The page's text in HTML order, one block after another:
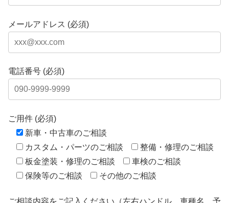
メールアドレス (必須)
電話番号 (必須)
ご用件 (必須)
新車・中古車のご相談
カスタム・パーツのご相談
整備・修理のご相談
板金塗装・修理のご相談
車検のご相談
保険等のご相談
その他のご相談
ご相談内容をご記入ください（左右ハンドル、車種名、予